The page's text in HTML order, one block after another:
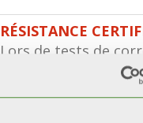
RÉSISTANCE
Lors de tests de
accélérée*, les
avec une double